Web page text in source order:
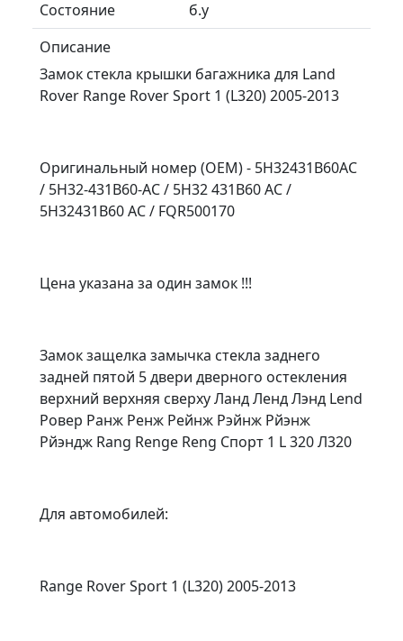
Состояние
б.у
Описание
Замок стекла крышки багажника для Land
Rover Range Rover Sport 1 (L320) 2005-2013
Оригинальный номер (OEM) - 5H32431B60AC
/ 5H32-431B60-AC / 5H32 431B60 AC /
5H32431B60 AC / FQR500170
Цена указана за один замок !!!
Замок защелка замычка стекла заднего
задней пятой 5 двери дверного остекления
верхний верхняя сверху Ланд Ленд Лэнд Lend
Ровер Ранж Ренж Рейнж Рэйнж Рйэнж
Рйэндж Rang Renge Reng Спорт 1 L 320 Л320
Для автомобилей:
Range Rover Sport 1 (L320) 2005-2013